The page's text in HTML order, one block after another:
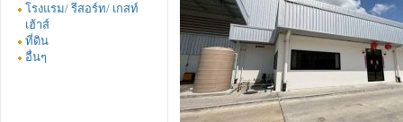
โรงแรม/ รีสอร์ท/ เกสท์
เฮ้าส์
ที่ดิน
อื่นๆ